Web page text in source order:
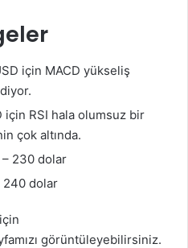
için MACD yükseliş
için RSI hala olumsuz bir
çok altında.
230 dolar
240 dolar
için
görüntüleyebilirsiniz.